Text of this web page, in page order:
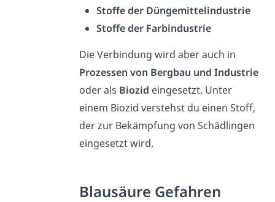
Stoffe der Düngemittelindustrie
Stoffe der Farbindustrie
Die Verbindung wird aber auch in
Prozessen von Bergbau und Industrie
oder als Biozid eingesetzt. Unter
einem Biozid verstehst du einen Stoff,
der zur Bekämpfung von Schädlingen
eingesetzt wird.
Blausäure Gefahren